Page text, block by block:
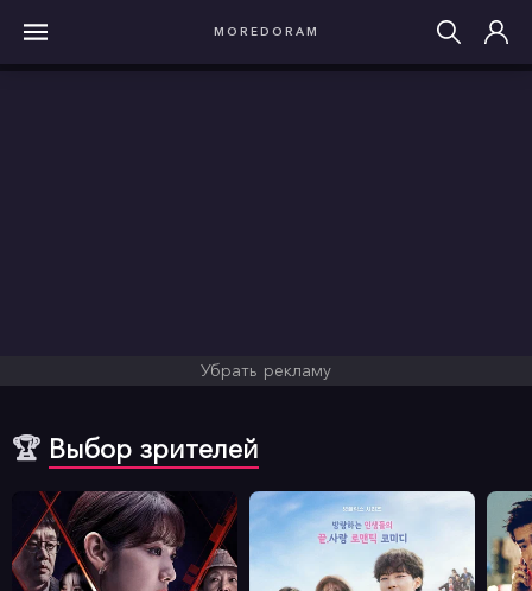
MOREDORAM
Убрать рекламу
🏆 Выбор зрителей